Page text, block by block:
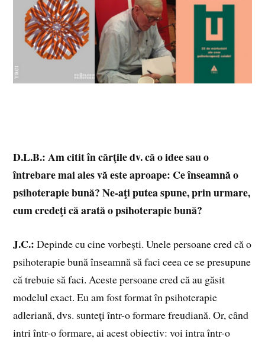
D.L.B.: Am citit în cărţile dv. că o idee sau o
întrebare mai ales vă este aproape: Ce înseamnă o
psihoterapie bună? Ne-aţi putea spune, prin urmare,
cum credeţi că arată o psihoterapie bună?
J.C.: Depinde cu cine vorbeşti. Unele persoane cred că o
psihoterapie bună înseamnă să faci ceea ce se presupune
că trebuie să faci. Aceste persoane cred că au găsit
modelul exact. Eu am fost format în psihoterapie
adleriană, dvs. sunteţi într-o formare freudiană. Or, când
intri într-o formare, ai acest obiectiv: voi intra într-o